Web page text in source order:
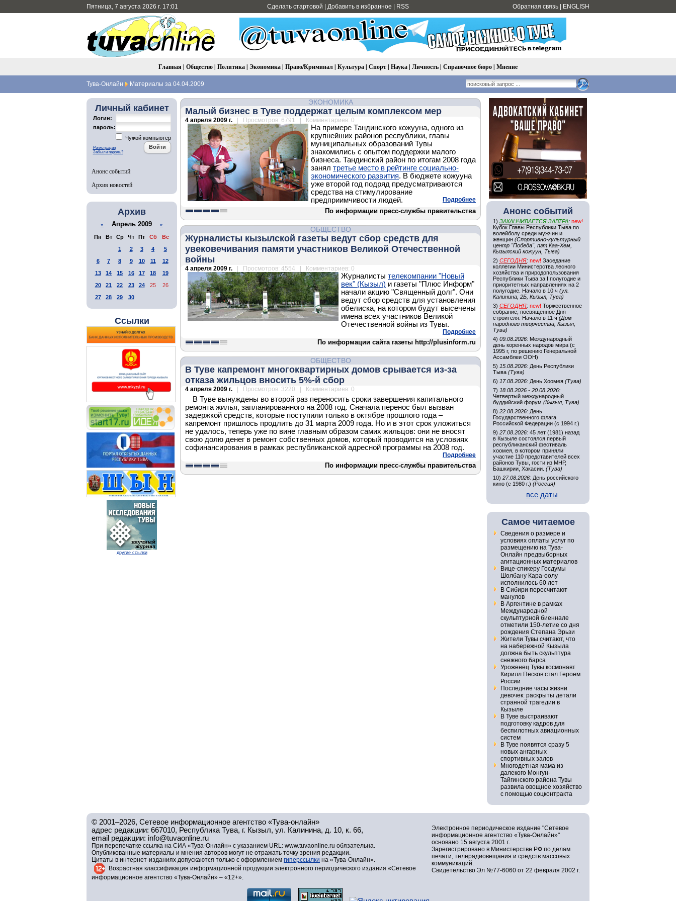
Пятница, 7 августа 2026 г. 17:01 Сделать стартовой Добавить в избранное RSS Обратная связь ENGLISH
Главная | Общество| Политика| Экономика| Право/Криминал| Культура| Спорт| Наука| Личность| Справочное бюро| Мнение
Тува-Онлайн Материалы за 04.04.2009
Личный кабинет
Логин:
пароль:
Чужой компьютер
Регистрация
Забыли пароль?
Анонс событий
Архив новостей
Архив
« Апрель 2009 »
Пн Вт Ср Чт Пт Сб
Вс
1
2 3 4
5
6
7 8 9 10 11
12
13
14 15 16 17 18
19
20
21 22 23 24 25
26
27
28 29 30
Ссылки
другие ссылки
ЭКОНОМИКА
Малый бизнес в Туве поддержат целым комплексом мер
4 апреля 2009 г. | Просмотров: 6791 | Комментариев: 0
На примере Тандинского кожууна, одного из
крупнейших районов республики, главы
муниципальных образований Тувы
знакомились с опытом поддержки малого
бизнеса. Тандинский район по итогам 2008 года
занял третье место в рейтинге социально-
экономического развития. В бюджете кожууна
уже второй год подряд предусматриваются
средства на стимулирование
предприимчивости людей.
Подробнее
По информации пресс-службы правительства
ОБЩЕСТВО
Журналисты кызылской газеты ведут сбор средств для
увековечивания памяти участников Великой Отечественной
войны
4 апреля 2009 г. | Просмотров: 4554 | Комментариев: 0
Журналисты телекомпании "Новый
век" (Кызыл) и газеты "Плюс Информ"
начали акцию "Священный долг". Они
ведут сбор средств для установления
обелиска, на котором будут высечены
имена всех участников Великой
Отечественной войны из Тувы.
Подробнее
По информации сайта газеты http://plusinform.ru
ОБЩЕСТВО
В Туве капремонт многоквартирных домов срывается из-за
отказа жильцов вносить 5%-й сбор
4 апреля 2009 г. | Просмотров: 3220 | Комментариев: 0
В Туве вынуждены во второй раз переносить сроки завершения капитального
ремонта жилья, запланированного на 2008 год. Сначала перенос был вызван
задержкой средств, которые поступили только в октябре прошлого года –
капремонт пришлось продлить до 31 марта 2009 года. Но и в этот срок уложиться
не удалось, теперь уже по вине главным образом самих жильцов: они не вносят
свою долю денег в ремонт собственных домов, который проводится на условиях
софинансирования в рамках республиканской адресной программы на 2008 год.
Подробнее
По информации пресс-службы правительства
Анонс событий
1) ЗАКАНЧИВАЕТСЯ ЗАВТРА: new!
Кубок Главы Республики Тыва по
волейболу среди мужчин и
женщин (Спортивно-культурный
центр "Победа", пгт Каа-Хем,
Кызылский кожуун, Тыва)
2) СЕГОДНЯ: new! Заседание
коллегии Министерства лесного
хозяйства и природопользования
Республики Тыва за I полугодие и
приоритетных направлениях на 2
полугодие. Начало в 10 ч (ул.
Калинина, 2Б, Кызыл, Тува)
3) СЕГОДНЯ: new! Торжественное
собрание, посвященное Дня
строителя. Начало в 11 ч (Дом
народного творчества, Кызыл,
Тува)
4) 09.08.2026: Международный
день коренных народов мира (с
1995 г, по решению Генеральной
Ассамблеи ООН)
5) 15.08.2026: День Республики
Тыва (Тува)
6) 17.08.2026: День Хоомея (Тува)
7) 18.08.2026 - 20.08.2026:
Четвертый международный
буддийский форум (Кызыл, Тува)
8) 22.08.2026: День
Государственного флага
Российской Федерации (с 1994 г.)
9) 27.08.2026: 45 лет (1981) назад
в Кызыле состоялся первый
республиканский фестиваль
хоомея, в котором приняли
участие 110 представителей всех
районов Тувы, гости из МНР,
Башкирии, Хакасии. (Тува)
10) 27.08.2026: День российского
кино (с 1980 г.) (Россия)
все даты
Самое читаемое
Сведения о размере и
условиях оплаты услуг по
размещению на Тува-
Онлайн предвыборных
агитационных материалов
Вице-спикеру Госдумы
Шолбану Кара-оолу
исполнилось 60 лет
В Сибири пересчитают
манулов
В Аргентине в рамках
Международной
скульптурной биеннале
отметили 150-летие со дня
рождения Степана Эрьзи
Жители Тувы считают, что
на набережной Кызыла
должна быть скульптура
снежного барса
Уроженец Тувы космонавт
Кирилл Песков стал Героем
России
Последние часы жизни
девочек: раскрыты детали
странной трагедии в
Кызыле
В Туве выстраивают
подготовку кадров для
беспилотных авиационных
систем
В Туве появятся сразу 5
новых ангарных
спортивных залов
Многодетная мама из
далекого Монгун-
Тайгинского района Тувы
развила овощное хозяйство
с помощью соцконтракта
© 2001–2026, Сетевое информационное агентство «Тува-онлайн»
адрес редакции: 667010, Республика Тува, г. Кызыл, ул. Калинина, д. 10, к. 66,
email редакции: info@tuvaonline.ru
При перепечатке ссылка на СИА «Тува-Онлайн» с указанием URL: www.tuvaonline.ru обязательна.
Опубликованные материалы и мнения авторов могут не отражать точку зрения редакции.
Цитаты в интернет-изданиях допускаются только с оформлением гиперссылки на «Тува-Онлайн».
Возрастная классификация информационной продукции электронного периодического издания «Сетевое
информационное агентство «Тува-Онлайн» – «12+».
Электронное периодическое издание "Сетевое
информационное агентство «Тува-Онлайн»"
основано 15 августа 2001 г.
Зарегистрировано в Министерстве РФ по делам
печати, телерадиовещания и средств массовых
коммуникаций.
Свидетельство Эл №77-6060 от 22 февраля 2002 г.